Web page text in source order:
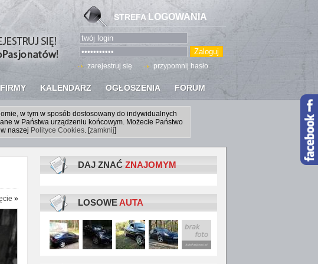
FIRMY KALENDARZ OGŁOSZENIA FORUM
STREFA LOGOWANIA
zarejestruj się przypomnij hasło
w tym w sposób dostosowany do indywidualnych
w Państwa urządzeniu końcowym. Możecie Państwo
naszej Polityce Cookies. [zamknij]
»
DAJ ZNAĆ ZNAJOMYM
LOSOWEAUTA